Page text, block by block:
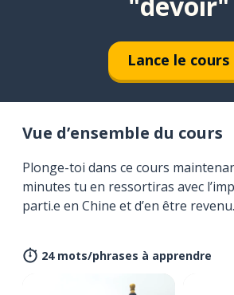
Lance le cours
Vue d’ensemble du cours
Plonge-toi dans ce cours
minutes tu en ressortiras avec
parti.e en Chine et d’en être
24 mots/phrases à apprendre